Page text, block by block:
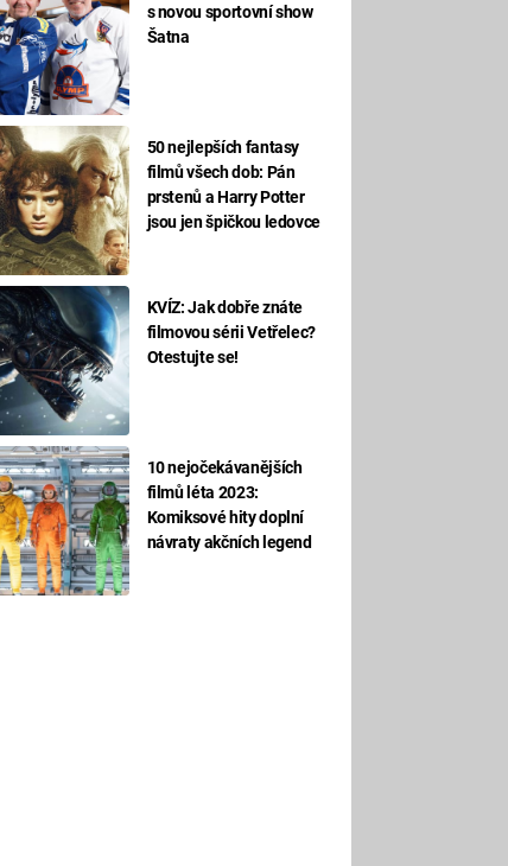
s novou sportovní show
Šatna
50 nejlepších fantasy
filmů všech dob: Pán
prstenů a Harry Potter
jsou jen špičkou ledovce
KVÍZ: Jak dobře znáte
filmovou sérii Vetřelec?
Otestujte se!
10 nejočekávanějších
filmů léta 2023:
Komiksové hity doplní
návraty akčních legend